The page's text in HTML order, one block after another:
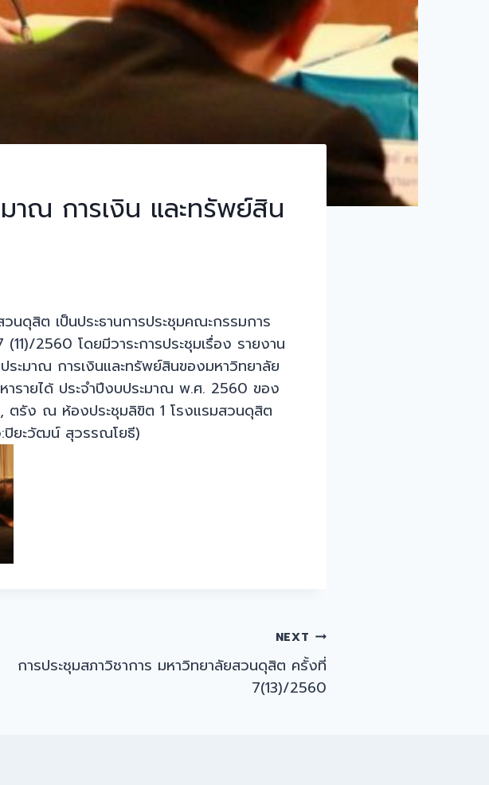
าณ การเงิน และทรัพย์สิน
ดุสิต เป็นประธานการประชุมคณะกรรมการ
2560 โดยมีวาระการประชุมเรื่อง รายงาน
ระมาณ การเงินและทรัพย์สินของมหาวิทยาลัย
รายได้ ประจำปีงบประมาณ พ.ศ. 2560 ของ
ตรัง ณ ห้องประชุมลิขิต 1 โรงแรมสวนดุสิต
ปิยะวัฒน์ สุวรรณโยธี)
NEXT
การประชุมสภาวิชาการ มหาวิทยาลัยสวนดุสิต ครั้งที่
7(13)/2560